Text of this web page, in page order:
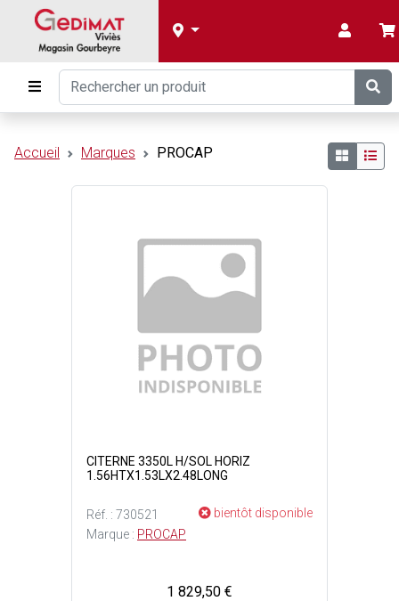
Accueil Marques PROCAP
CITERNE 3350L H/SOL HORIZ
1.56HTX1.53LX2.48LONG
Réf. : 730521
bientôt disponible
Marque : PROCAP
1 829,50 €